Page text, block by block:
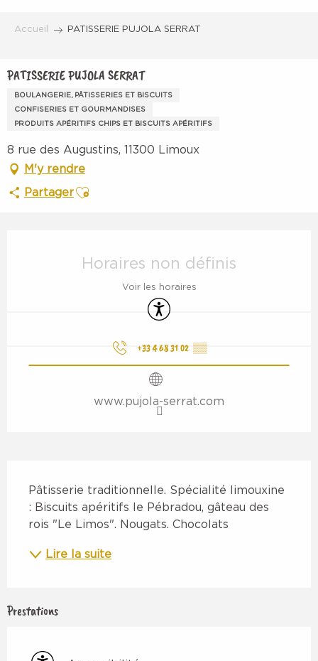
Accueil PATISSERIE PUJOLA SERRAT
PATISSERIE PUJOLA SERRAT
BOULANGERIE, PÂTISSERIES ET BISCUITS
CONFISERIES ET GOURMANDISES
PRODUITS APÉRITIFS CHIPS ET BISCUITS APÉRITIFS
8 rue des Augustins, 11300 Limoux
M'y rendre
PartagerAjouter aux favoris
Horaires non définis
Voir les horaires
Accessibilité
+33 4 68 31 02 ▒▒
www.pujola-serrat.com
Pâtisserie traditionnelle. Spécialité limouxine
: Biscuits apéritifs le Pébradou, gâteau des
rois "Le Limos". Nougats. Chocolats
Lire la suite
Prestations